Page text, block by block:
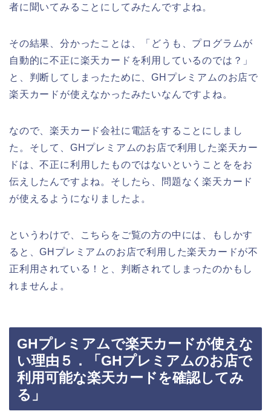
者に聞いてみることにしてみたんですよね。
その結果、分かったことは、「どうも、プログラムが
自動的に不正に楽天カードを利用しているのでは？」
と、判断してしまったために、GHプレミアムのお店で
楽天カードが使えなかったみたいなんですよね。
なので、楽天カード会社に電話をすることにしまし
た。そして、GHプレミアムのお店で利用した楽天カー
ドは、不正に利用したものではないということををお
伝えしたんですよね。そしたら、問題なく楽天カード
が使えるようになりましたよ。
というわけで、こちらをご覧の方の中には、もしかす
ると、GHプレミアムのお店で利用した楽天カードが不
正利用されている！と、判断されてしまったのかもし
れませんよ。
GHプレミアムで楽天カードが使えな
い理由５．「GHプレミアムのお店で
利用可能な楽天カードを確認してみ
る」